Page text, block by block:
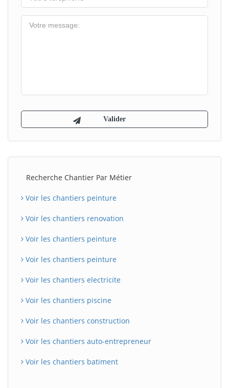
Recherche Chantier Par Métier
Voir les chantiers peinture
Voir les chantiers renovation
Voir les chantiers peinture
Voir les chantiers peinture
Voir les chantiers electricite
Voir les chantiers piscine
Voir les chantiers construction
Voir les chantiers auto-entrepreneur
Voir les chantiers batiment